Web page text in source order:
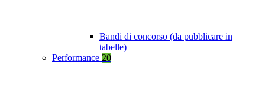
Bandi di concorso (da pubblicare in
tabelle)
Performance 20